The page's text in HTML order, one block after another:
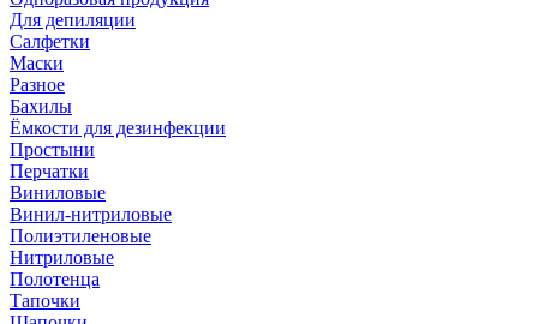
Для депиляции
Салфетки
Маски
Разное
Бахилы
Ёмкости для дезинфекции
Простыни
Перчатки
Виниловые
Винил-нитриловые
Полиэтиленовые
Нитриловые
Полотенца
Тапочки